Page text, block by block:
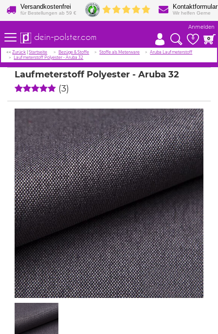
Versandkostenfrei
für Bestellungen ab 59 €
Kontaktformular
Wir helfen Gerne
dein-polster.com
Anmelden
0 0
<<Zurück |Startseite Bezüge & Stoffe Stoffe als Meterware
Aruba Laufmeterstoff
Laufmeterstoff Polyester - Aruba 32
Laufmeterstoff Polyester - Aruba 32
(3)